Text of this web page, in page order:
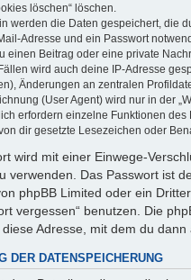
löschen“ löschen.
werden die Daten gespeichert, die
Adresse und ein Passwort
einen Beitrag oder eine private
wird auch deine IP-Adresse
Änderungen an zentralen
(User Agent) wird nur in der
erfordern einzelne Funktionen
dir gesetzte Lesezeichen oder
wird mit einer Einwege-
verwenden. Das Passwort ist
phpBB Limited oder ein
vergessen“ benutzen. Die
Adresse, mit dem du
DER DATENSPEICHERUNG